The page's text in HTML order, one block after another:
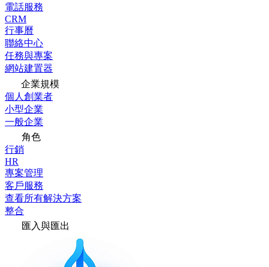
電話服務
CRM
行事曆
聯絡中心
任務與專案
網站建置器
企業規模
個人創業者
小型企業
一般企業
角色
行銷
HR
專案管理
客戶服務
查看所有解決方案
整合
匯入與匯出